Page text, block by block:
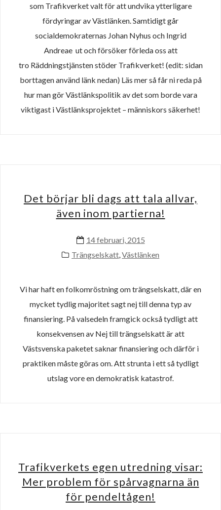
som Trafikverket valt för att undvika ytterligare
fördyringar av Västlänken. Samtidigt går
socialdemokraternas Johan Nyhus och Ingrid
Andreae ut och försöker förleda oss att
tro Räddningstjänsten stöder Trafikverket! (edit: sidan
borttagen använd länk nedan) Läs mer så får ni reda på
hur man gör Västlänkspolitik av det som borde vara
viktigast i Västlänksprojektet – människors säkerhet!
Det börjar bli dags att tala allvar,
även inom partierna!
14 februari, 2015
Trängselskatt Västlänken
Vi har haft en folkomröstning om trängselskatt, där en
mycket tydlig majoritet sagt nej till denna typ av
finansiering. På valsedeln framgick också tydligt att
konsekvensen av Nej till trängselskatt är att
Västsvenska paketet saknar finansiering och därför i
praktiken måste göras om. Att strunta i ett så tydligt
utslag vore en demokratisk katastrof.
Trafikverkets egen utredning visar:
Mer problem för spårvagnarna än
för pendeltågen!